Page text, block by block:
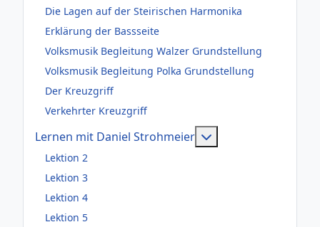
Die Lagen auf der Steirischen Harmonika
Erklärung der Bassseite
Volksmusik Begleitung Walzer Grundstellung
Volksmusik Begleitung Polka Grundstellung
Der Kreuzgriff
Verkehrter Kreuzgriff
Lernen mit Daniel Strohmeier
Lektion 2
Lektion 3
Lektion 4
Lektion 5